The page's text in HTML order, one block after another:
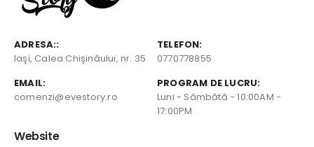
ADRESA::
Iaşi, Calea Chişinăului, nr. 35
TELEFON:
0770778855
EMAIL:
comenzi@evestory.ro
PROGRAM DE LUCRU:
Luni - Sâmbătă - 10:00AM -
17:00PM
Website